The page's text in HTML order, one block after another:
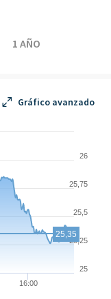
1 AÑO
Gráfico avanzado
ranges from
Data ranges from
16:00
25
25,25
25,5
25,75
26
25,35